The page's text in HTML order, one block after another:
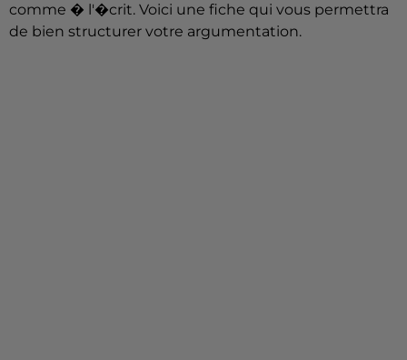
comme � l'�crit. Voici une fiche qui vous permettra
de bien structurer votre argumentation.